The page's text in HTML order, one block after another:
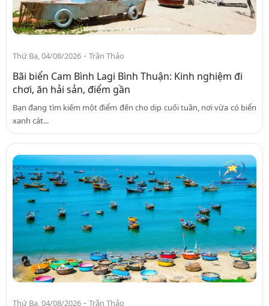
Thứ Ba, 04/08/2026 - Trần Thảo
Bãi biển Cam Bình Lagi Bình Thuận: Kinh nghiệm đi
chơi, ăn hải sản, điểm gần
Bạn đang tìm kiếm một điểm đến cho dịp cuối tuần, nơi vừa có biển
xanh cát...
Thứ Ba, 04/08/2026 - Trần Thảo